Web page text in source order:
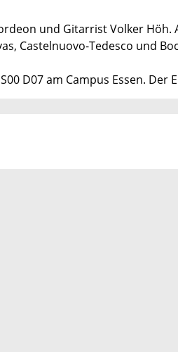
und Gitarrist Volker Höh.
Castelnuovo-Tedesco und
D07 am Campus Essen. Der